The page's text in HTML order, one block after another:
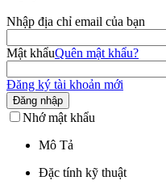
Nhập địa chỉ email của bạn
Mật khẩuQuên mật khẩu?
Đăng ký tài khoản mới
Đăng nhập
Nhớ mật khẩu
Mô Tả
Đặc tính kỹ thuật